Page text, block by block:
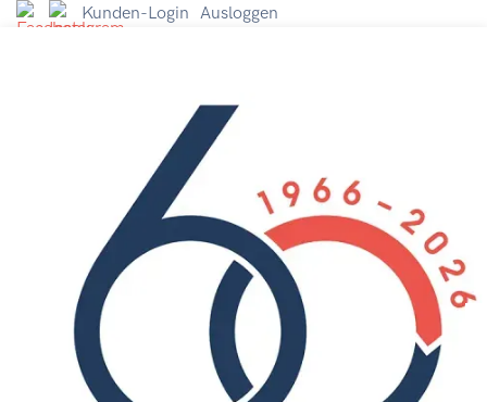
Kunden-Login Ausloggen